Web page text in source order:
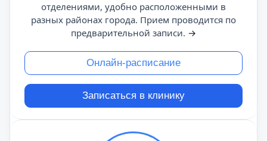
отделениями, удобно расположенными в
разных районах города. Прием проводится по
предварительной записи. →
Онлайн-расписание
Записаться в клинику